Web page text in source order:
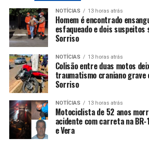
NOTÍCIAS 13 horas atrás
Homem é encontrado
esfaqueado e dois suspeitos
Sorriso
NOTÍCIAS 13 horas atrás
Colisão entre duas motos
traumatismo craniano grave
Sorriso
NOTÍCIAS 13 horas atrás
Motociclista de 52 anos
acidente com carreta na
e Vera